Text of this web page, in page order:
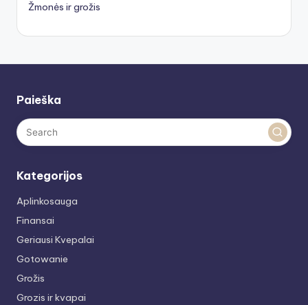
Žmonės ir grožis
Paieška
Kategorijos
Aplinkosauga
Finansai
Geriausi Kvepalai
Gotowanie
Grožis
Grozis ir kvapai